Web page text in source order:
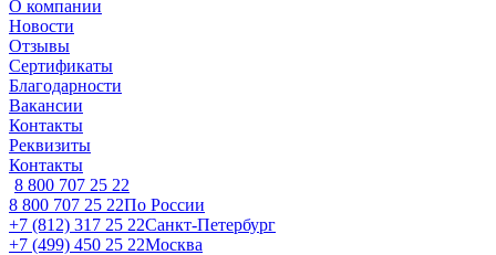
О компании
Новости
Отзывы
Сертификаты
Благодарности
Вакансии
Контакты
Реквизиты
Контакты
8 800 707 25 22
8 800 707 25 22По России
+7 (812) 317 25 22Санкт-Петербург
+7 (499) 450 25 22Москва